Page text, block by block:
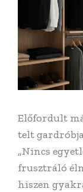
Előfordult
telt
„Nincs
frusztráló
hiszen